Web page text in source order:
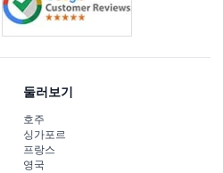
둘러보기
호주
싱가포르
프랑스
영국